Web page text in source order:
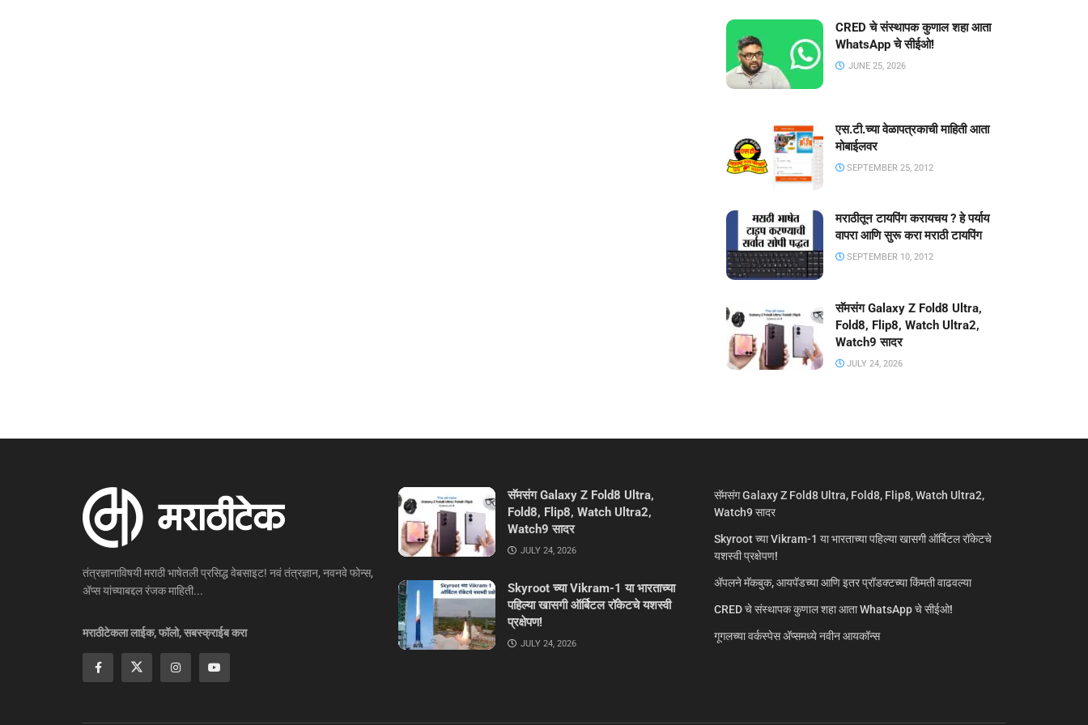
CRED चे संस्थापक कुणाल शहा आता
WhatsApp चे सीईओ!
JUNE 25, 2026
एस.टी.च्या वेळापत्रकाची माहिती आता
मोबाईलवर
SEPTEMBER 25, 2012
मराठीतून टायपिंग करायचय ? हे पर्याय
वापरा आणि सुरू करा मराठी टायपिंग
SEPTEMBER 10, 2012
सॅमसंग Galaxy Z Fold8 Ultra,
Fold8, Flip8, Watch Ultra2,
Watch9 सादर
JULY 24, 2026
तंत्रज्ञानाविषयी मराठी भाषेतली प्रसिद्ध वेबसाइट! नवं तंत्रज्ञान, नवनवे फोन्स,
ॲप्स यांच्याबद्दल रंजक माहिती...
मराठीटेकला लाईक, फॉलो, सबस्क्राईब करा
सॅमसंग Galaxy Z Fold8 Ultra,
Fold8, Flip8, Watch Ultra2,
Watch9 सादर
JULY 24, 2026
Skyroot च्या Vikram-1 या भारताच्या
पहिल्या खासगी ऑर्बिटल रॉकेटचे यशस्वी
प्रक्षेपण!
JULY 24, 2026
सॅमसंग Galaxy Z Fold8 Ultra, Fold8, Flip8, Watch Ultra2,
Watch9 सादर
Skyroot च्या Vikram-1 या भारताच्या पहिल्या खासगी ऑर्बिटल रॉकेटचे
यशस्वी प्रक्षेपण!
ॲपलने मॅकबुक, आयपॅडच्या आणि इतर प्रॉडक्टच्या किंमती वाढवल्या
CRED चे संस्थापक कुणाल शहा आता WhatsApp चे सीईओ!
गूगलच्या वर्कस्पेस अ‍ॅप्समध्ये नवीन आयकॉन्स